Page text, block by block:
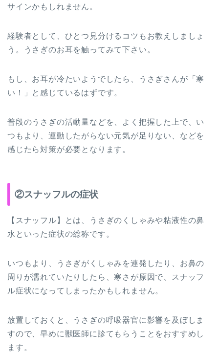
サインかもしれません。
経験者として、ひとつ見分けるコツもお教えしましょ
う。うさぎのお耳を触ってみて下さい。
もし、お耳が冷たいようでしたら、うさぎさんが「寒
い！」と感じているはずです。
普段のうさぎの活動量などを、よく把握した上で、い
つもより、運動したがらない元気が足りない、などを
感じたら対策が必要となります。
②スナッフルの症状
【スナッフル】とは、うさぎのくしゃみや粘液性の鼻
水といった症状の総称です。
いつもより、うさぎがくしゃみを連発したり、お鼻の
周りが濡れていたりしたら、寒さが原因で、スナッフ
ル症状になってしまったかもしれません。
放置しておくと、うさぎの呼吸器官に影響を及ぼしま
すので、早めに獣医師に診てもらうことをおすすめし
ます。